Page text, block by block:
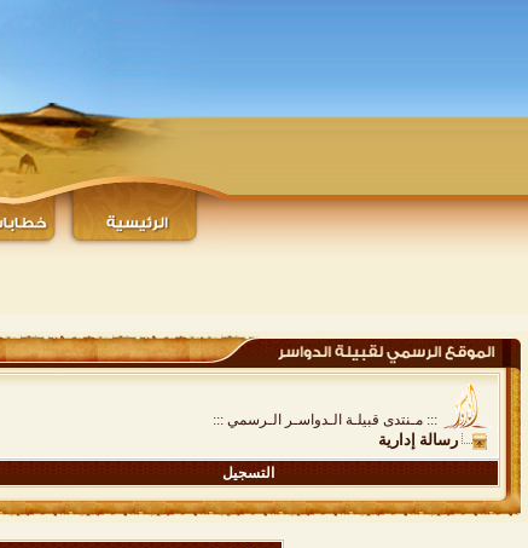
::: مـنتدى قبيلـة الـدواسـر الـرسمي :::
رسالة إدارية
التسجيل